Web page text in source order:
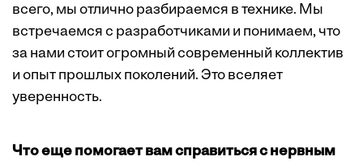
всего, мы отлично разбираемся в технике. Мы
встречаемся с разработчиками и понимаем, что
за нами стоит огромный современный коллектив
и опыт прошлых поколений. Это вселяет
уверенность.
Что еще помогает вам справиться с нервным